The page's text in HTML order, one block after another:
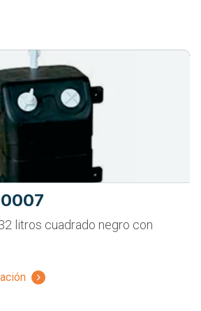
litros cuadrado negro con